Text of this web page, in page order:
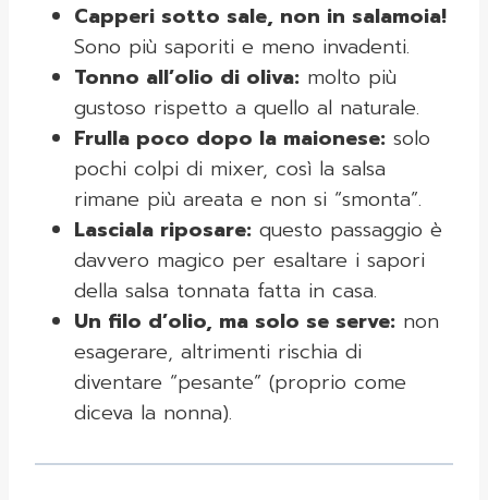
Capperi sotto sale, non in salamoia!
Sono più saporiti e meno invadenti.
Tonno all’olio di oliva: molto più
gustoso rispetto a quello al naturale.
Frulla poco dopo la maionese: solo
pochi colpi di mixer, così la salsa
rimane più areata e non si “smonta”.
Lasciala riposare: questo passaggio è
davvero magico per esaltare i sapori
della salsa tonnata fatta in casa.
Un filo d’olio, ma solo se serve: non
esagerare, altrimenti rischia di
diventare “pesante” (proprio come
diceva la nonna).